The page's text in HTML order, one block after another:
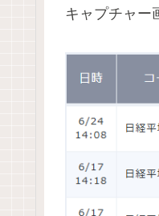
キャプチャー